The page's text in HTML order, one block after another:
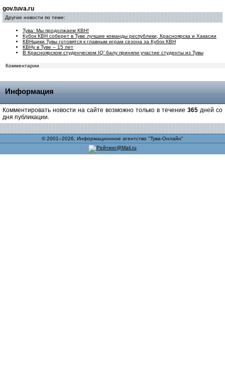
gov.tuva.ru
Другие новости по теме:
Тува: Мы продолжаем КВН!
Кубок КВН соберет в Туве лучшие команды республики, Красноярска и Хакасии
КВНщики Тувы готовятся к главным играм сезона за Кубок КВН
КВНу в Туве – 15 лет
В Красноярском студенческом IQ’ балу приняли участие студенты из Тувы
Комментарии
Информация
Комментировать новости на сайте возможно только в течение 365 дней со
дня публикации.
© 2001–2026, Информационное агентство "Тува-Онлайн"